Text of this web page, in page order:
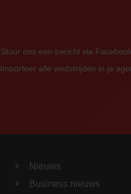
Stuur ons een bericht via Facebook
Importeer alle wedstrijden in je
Nieuws
Business nieuws